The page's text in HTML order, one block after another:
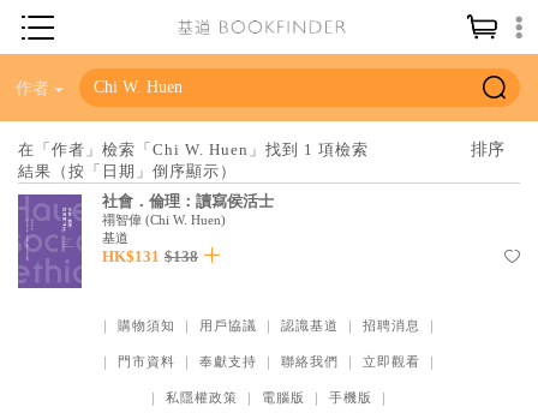
神學／教義
聖經
信仰入門
教會歷史
教會事工
作者
在「作者」檢索「Chi W. Huen」找到 1 項檢索
結果（按「日期」倒序顯示）
社會．倫理：讀寫侯活士
禤智偉 (Chi W. Huen)
基道
HK$131 $138
｜ 購物須知 ｜ 用戶協議 ｜ 認識基道 ｜ 招聘消息 ｜
｜ 門市資料 ｜ 奉獻支持 ｜ 聯絡我們 ｜ 立即觀看 ｜
｜ 私隱權政策 ｜ 電腦版 ｜ 手機版 ｜